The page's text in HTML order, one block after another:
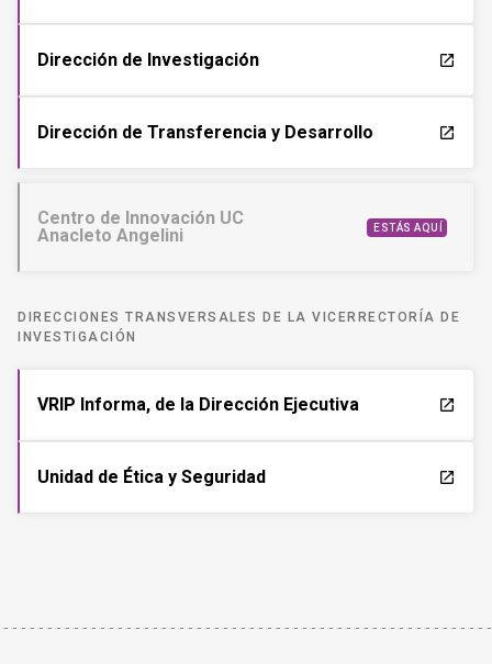
Dirección de Investigación launch
Dirección de Transferencia y Desarrollo launch
Centro de Innovación UC
Anacleto Angelini
ESTÁS AQUÍ
DIRECCIONES TRANSVERSALES DE LA VICERRECTORÍA DE
INVESTIGACIÓN
VRIP Informa, de la Dirección Ejecutiva launch
Unidad de Ética y Seguridad launch